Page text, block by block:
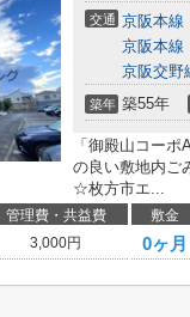
交通 京阪本線
京阪本線
京阪交野
築年 築55年
「御殿山コー
の良い敷地内ご
☆枚方市エ...
管理費・共益費 敷金
3,000円 0ヶ月